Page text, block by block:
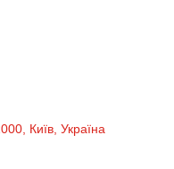
Київ, Україна